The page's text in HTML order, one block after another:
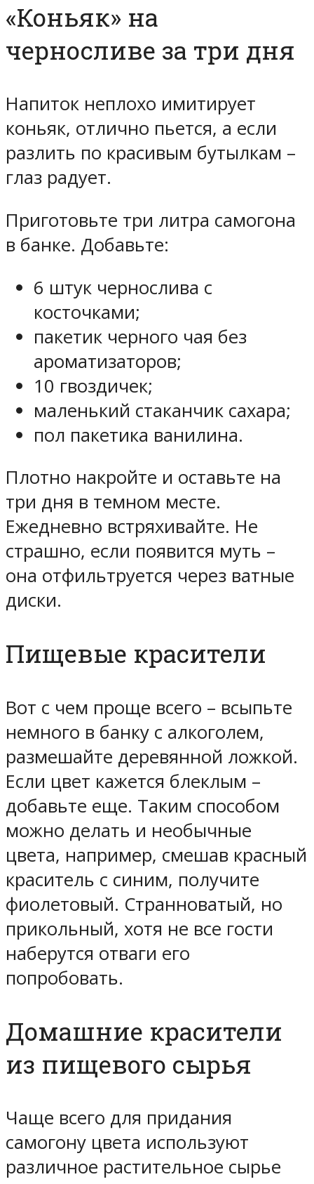
«Коньяк» на
черносливе за три дня
Напиток неплохо имитирует
коньяк, отлично пьется, а если
разлить по красивым бутылкам –
глаз радует.
Приготовьте три литра самогона
в банке. Добавьте:
6 штук чернослива с
косточками;
пакетик черного чая без
ароматизаторов;
10 гвоздичек;
маленький стаканчик сахара;
пол пакетика ванилина.
Плотно накройте и оставьте на
три дня в темном месте.
Ежедневно встряхивайте. Не
страшно, если появится муть –
она отфильтруется через ватные
диски.
Пищевые красители
Вот с чем проще всего – всыпьте
немного в банку с алкоголем,
размешайте деревянной ложкой.
Если цвет кажется блеклым –
добавьте еще. Таким способом
можно делать и необычные
цвета, например, смешав красный
краситель с синим, получите
фиолетовый. Странноватый, но
прикольный, хотя не все гости
наберутся отваги его
попробовать.
Домашние красители
из пищевого сырья
Чаще всего для придания
самогону цвета используют
различное растительное сырье